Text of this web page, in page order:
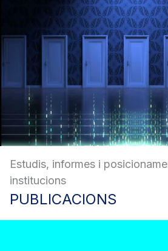
Estudis, informes i
institucions
PUBLICACIONS